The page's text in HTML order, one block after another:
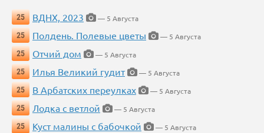
25 ВДНХ, 2023
— 5 Августа
25
Полдень. Полевые цветы
— 5 Августа
25
Отчий дом
— 5 Августа
25
Илья Великий гудит
— 5 Августа
25
В Арбатских переулках
— 5 Августа
25
Лодка с ветлой
— 5 Августа
25
Куст малины с бабочкой
— 5 Августа